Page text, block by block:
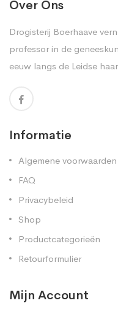
Over Ons
Drogisterij Boerhaave
professor in de
eeuw langs de Leidse
Informatie
Algemene voorwaarden
FAQ
Privacybeleid
Shop
Productcategorieën
Retourformulier
Mijn Account